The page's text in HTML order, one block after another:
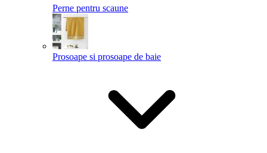
Perne pentru scaune
Prosoape si prosoape de baie